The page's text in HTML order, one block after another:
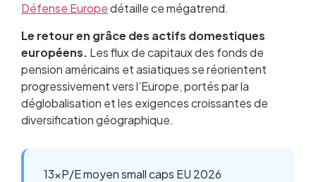
Défense Europedétaille ce mégatrend.
Le retour en grâce des actifs domestiques
européens. Les flux de capitaux des fonds de
pension américains et asiatiques se réorientent
progressivement vers l’Europe, portés par la
déglobalisation et les exigences croissantes de
diversification géographique.
13xP/E moyen small caps EU 2026